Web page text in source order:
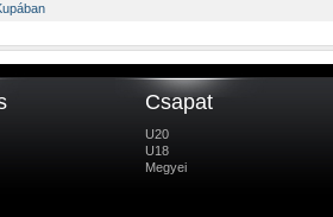
Csapat
U20
U18
Megyei